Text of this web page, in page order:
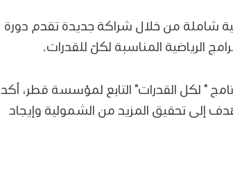
شاملة من خلال شراكة جديدة تقدم دورة
الرياضية المناسبة لكلّ للقدرات.
" لكل القدرات" التابع لمؤسسة قطر، أكد
إلى تحقيق المزيد من الشمولية وإيجاد